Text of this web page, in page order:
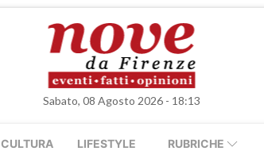
Sabato, 08 Agosto 2026 - 18:13
CULTURA LIFESTYLE RUBRICHE